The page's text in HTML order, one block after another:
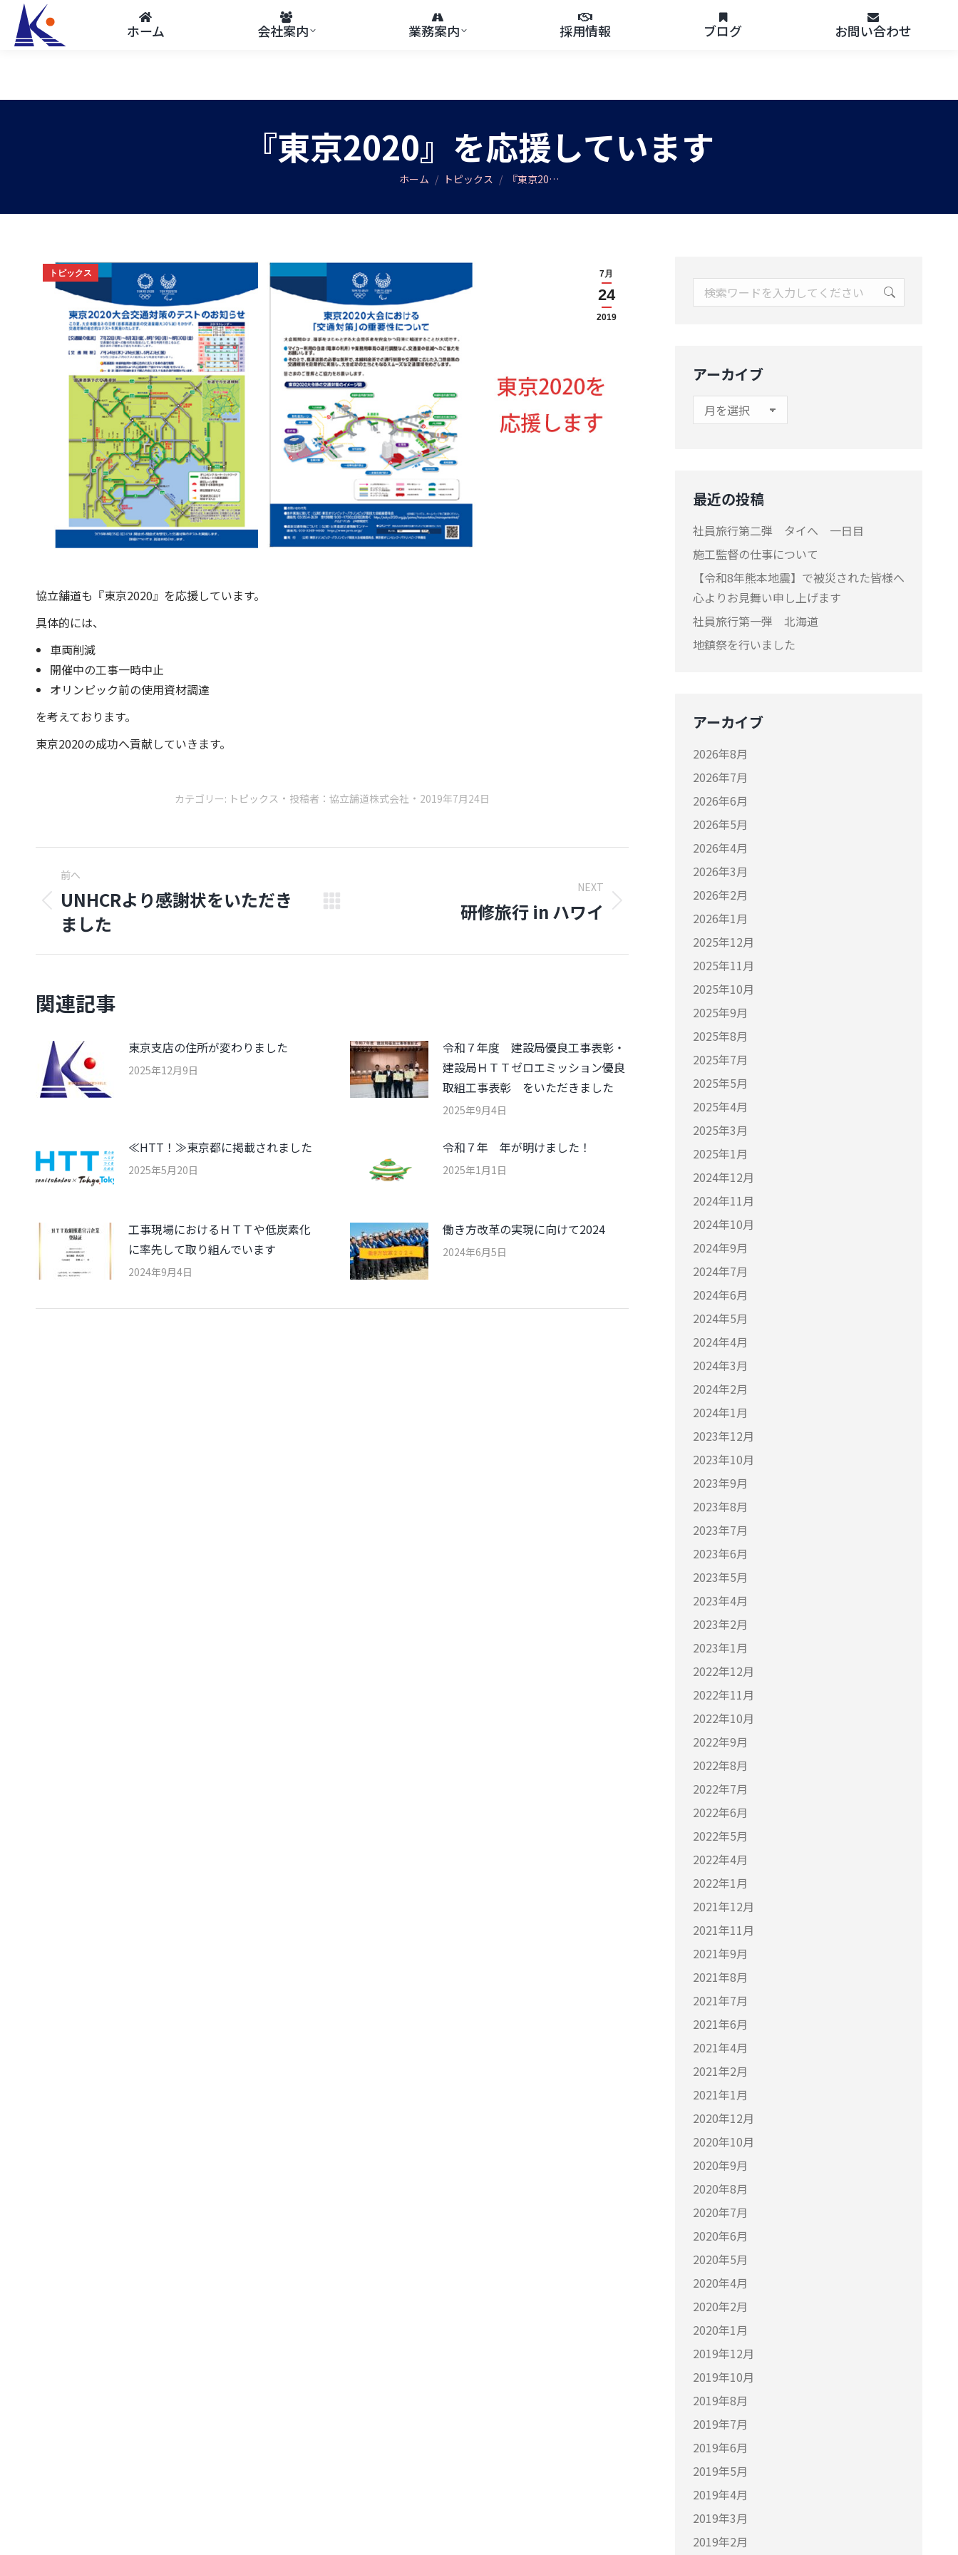
ホーム 会社案内 業務案内 採用情報 ブログ お問い合わせ
『東京2020』を応援しています
You are here:
ホーム トピックス 『東京20…
7月
24
2019
トピックス
協立舗道も『東京2020』を応援しています。
具体的には、
車両削減
開催中の工事一時中止
オリンピック前の使用資材調達
を考えております。
東京2020の成功へ貢献していきます。
カテゴリー: トピックス 投稿者： 協立舗道株式会社 2019年7月24日
Post
navigation
前へ
前
の
UNHCRより感謝状をいただき
ました
NEXT
研修旅行 in ハワイ
関連記事
東京支店の住所が変わりました
2025年12月9日
令和７年度 建設局優良工事表彰・
建設局ＨＴＴゼロエミッション優良
取組工事表彰 をいただきました
2025年9月4日
≪HTT！≫東京都に掲載されました
2025年5月20日
令和７年 年が明けました！
2025年1月1日
工事現場におけるＨＴＴや低炭素化
に率先して取り組んでいます
2024年9月4日
働き方改革の実現に向けて2024
2024年6月5日
Search:
アーカイブ
ー
最近の投稿
社員旅行第二弾 タイへ 一日目
施工監督の仕事について
【令和8年熊本地震】で被災された皆様へ
心よりお見舞い申し上げます
社員旅行第一弾 北海道
地鎮祭を行いました
アーカイブ
2026年8月
2026年7月
2026年6月
2026年5月
2026年4月
2026年3月
2026年2月
2026年1月
2025年12月
2025年11月
2025年10月
2025年9月
2025年8月
2025年7月
2025年5月
2025年4月
2025年3月
2025年1月
2024年12月
2024年11月
2024年10月
2024年9月
2024年7月
2024年6月
2024年5月
2024年4月
2024年3月
2024年2月
2024年1月
2023年12月
2023年10月
2023年9月
2023年8月
2023年7月
2023年6月
2023年5月
2023年4月
2023年2月
2023年1月
2022年12月
2022年11月
2022年10月
2022年9月
2022年8月
2022年7月
2022年6月
2022年5月
2022年4月
2022年1月
2021年12月
2021年11月
2021年9月
2021年8月
2021年7月
2021年6月
2021年4月
2021年2月
2021年1月
2020年12月
2020年10月
2020年9月
2020年8月
2020年7月
2020年6月
2020年5月
2020年4月
2020年2月
2020年1月
2019年12月
2019年10月
2019年8月
2019年7月
2019年6月
2019年5月
2019年4月
2019年3月
2019年2月